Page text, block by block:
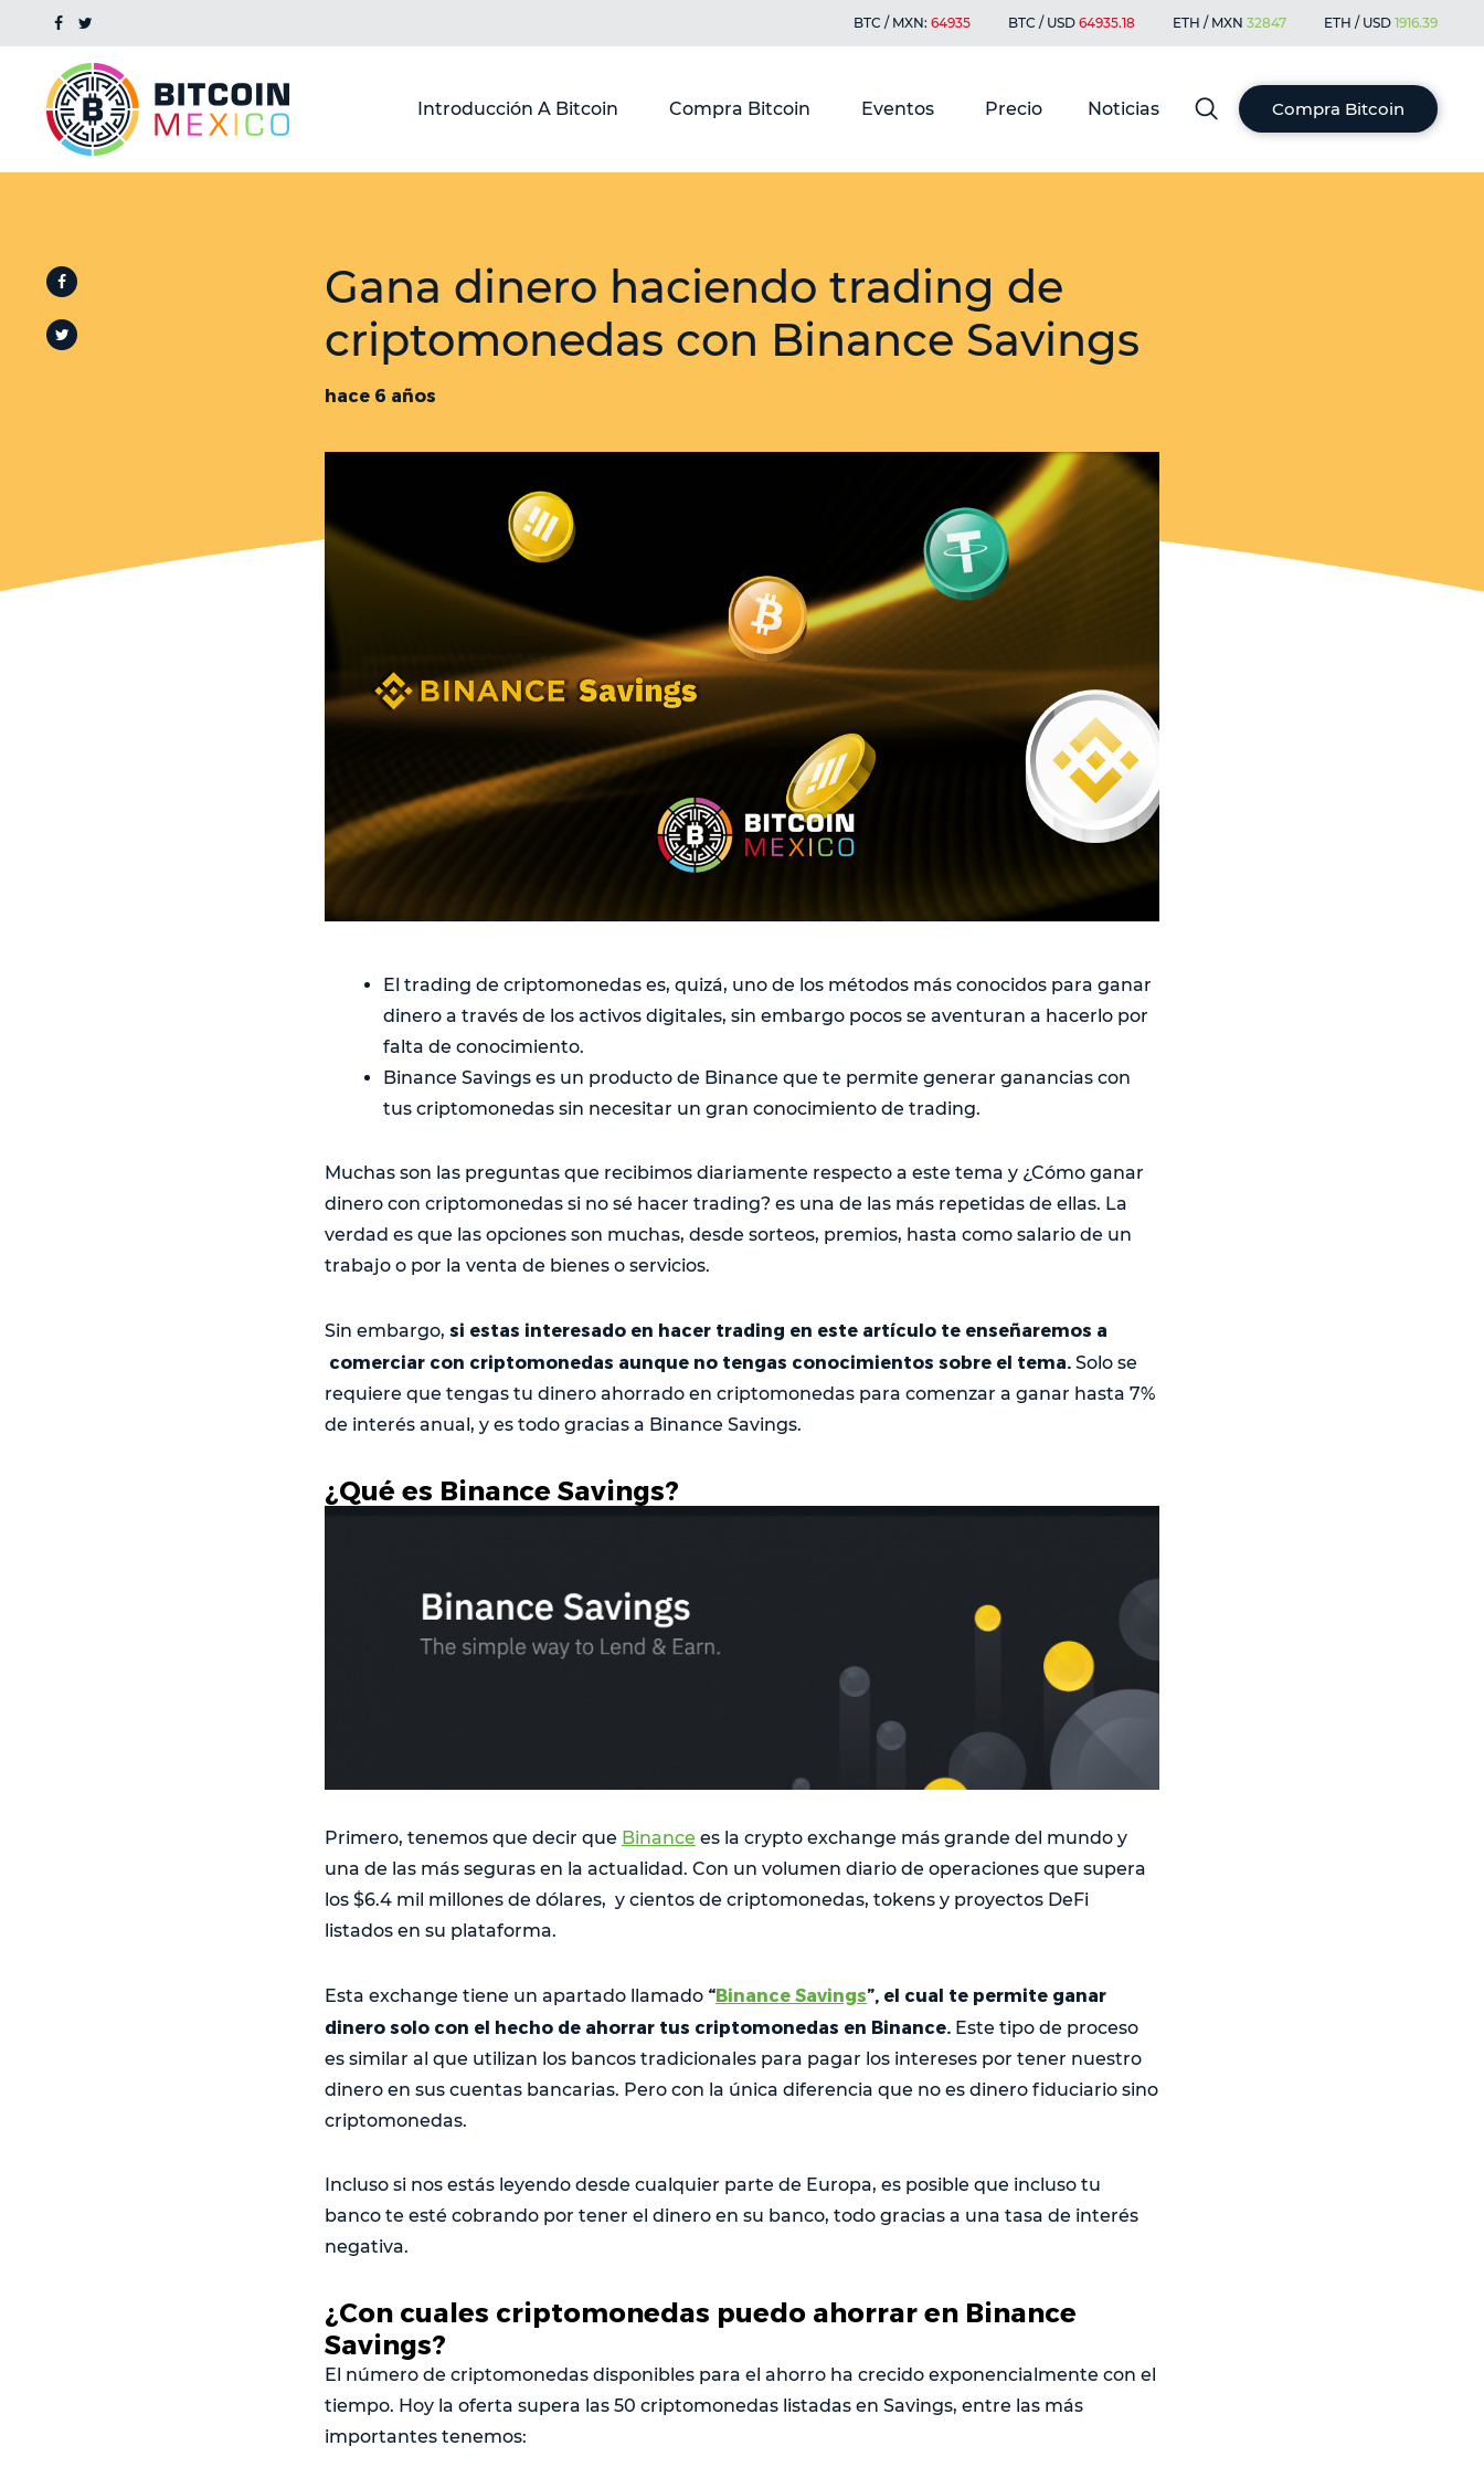
BTC / MXN: 64935 BTC / USD 64935.18 ETH / MXN 32847 ETH / USD 1916.39
Introducción A Bitcoin Compra Bitcoin Eventos Precio Noticias Compra Bitcoin
Gana dinero haciendo trading de
criptomonedas con Binance Savings
hace 6 años
El trading de criptomonedas es, quizá, uno de los métodos más conocidos para ganar
dinero a través de los activos digitales, sin embargo pocos se aventuran a hacerlo por
falta de conocimiento.
Binance Savings es un producto de Binance que te permite generar ganancias con
tus criptomonedas sin necesitar un gran conocimiento de trading.
Muchas son las preguntas que recibimos diariamente respecto a este tema y ¿Cómo ganar
dinero con criptomonedas si no sé hacer trading? es una de las más repetidas de ellas. La
verdad es que las opciones son muchas, desde sorteos, premios, hasta como salario de un
trabajo o por la venta de bienes o servicios.
Sin embargo, si estas interesado en hacer trading en este artículo te enseñaremos a
comerciar con criptomonedas aunque no tengas conocimientos sobre el tema. Solo se
requiere que tengas tu dinero ahorrado en criptomonedas para comenzar a ganar hasta 7%
de interés anual, y es todo gracias a Binance Savings.
¿Qué es Binance Savings?
Primero, tenemos que decir que Binance es la crypto exchange más grande del mundo y
una de las más seguras en la actualidad. Con un volumen diario de operaciones que supera
los $6.4 mil millones de dólares, y cientos de criptomonedas, tokens y proyectos DeFi
listados en su plataforma.
Esta exchange tiene un apartado llamado “Binance Savings”, el cual te permite ganar
dinero solo con el hecho de ahorrar tus criptomonedas en Binance. Este tipo de proceso
es similar al que utilizan los bancos tradicionales para pagar los intereses por tener nuestro
dinero en sus cuentas bancarias. Pero con la única diferencia que no es dinero fiduciario sino
criptomonedas.
Incluso si nos estás leyendo desde cualquier parte de Europa, es posible que incluso tu
banco te esté cobrando por tener el dinero en su banco, todo gracias a una tasa de interés
negativa.
¿Con cuales criptomonedas puedo ahorrar en Binance
Savings?
El número de criptomonedas disponibles para el ahorro ha crecido exponencialmente con el
tiempo. Hoy la oferta supera las 50 criptomonedas listadas en Savings, entre las más
importantes tenemos: